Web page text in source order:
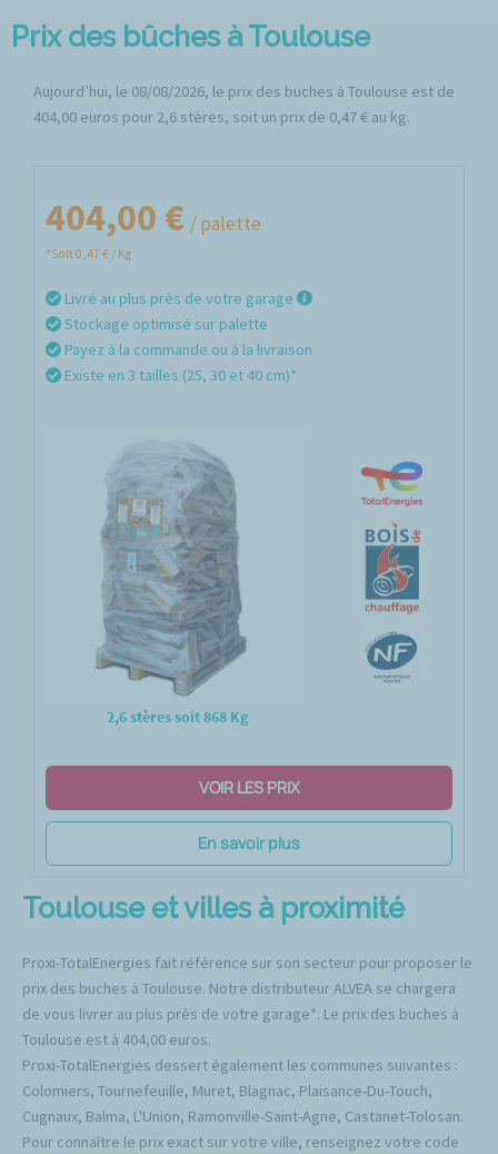
Prix des bûches à Toulouse
Aujourd’hui, le 08/08/2026, le prix des buches à Toulouse est de
404,00 euros pour 2,6 stères, soit un prix de 0,47 € au kg.
2,6 stères soit 868 Kg
404,00 € / palette
*Soit 0,47 € / Kg
Livré au plus près de votre garage
Stockage optimisé sur palette
Payez à la commande ou à la livraison
Existe en 3 tailles (25, 30 et 40 cm)*
VOIR LES PRIX
En savoir plus
Toulouse et villes à proximité
Proxi-TotalEnergies fait référence sur son secteur pour proposer le
prix des buches à Toulouse. Notre distributeur ALVEA se chargera
de vous livrer au plus près de votre garage*. Le prix des buches à
Toulouse est à 404,00 euros.
Proxi-TotalEnergies dessert également les communes suivantes :
Colomiers, Tournefeuille, Muret, Blagnac, Plaisance-Du-Touch,
Cugnaux, Balma, L'Union, Ramonville-Saint-Agne, Castanet-Tolosan.
Pour connaître le prix exact sur votre ville, renseignez votre code